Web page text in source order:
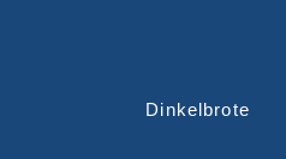
Dinkelbrote